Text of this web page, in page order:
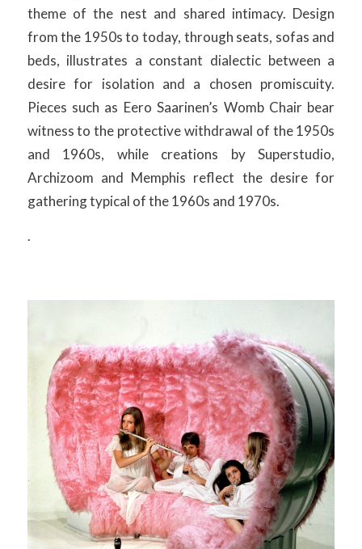
theme of the nest and shared intimacy. Design
from the 1950s to today, through seats, sofas and
beds, illustrates a constant dialectic between a
desire for isolation and a chosen promiscuity.
Pieces such as Eero Saarinen’s Womb Chair bear
witness to the protective withdrawal of the 1950s
and 1960s, while creations by Superstudio,
Archizoom and Memphis reflect the desire for
gathering typical of the 1960s and 1970s.
.